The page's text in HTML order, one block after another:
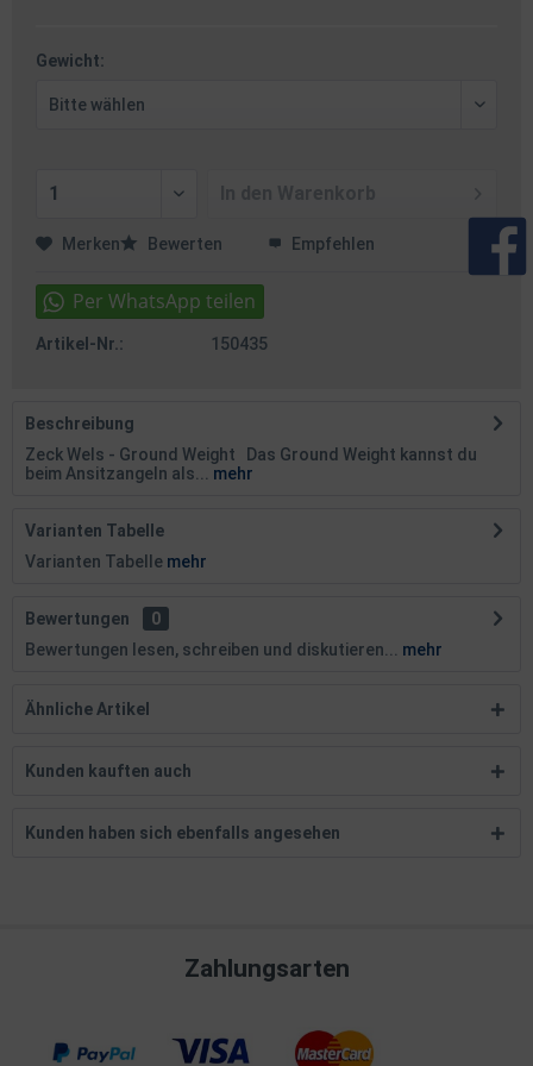
Gewicht:
Merken Bewerten Empfehlen
Artikel-Nr.: 150435
Beschreibung
Zeck Wels - Ground Weight Das Ground Weight kannst du
beim Ansitzangeln als...
mehr
Varianten Tabelle
Varianten Tabelle mehr
Bewertungen
0
Bewertungen lesen, schreiben und diskutieren...
mehr
Ähnliche Artikel
Kunden kauften auch
Kunden haben sich ebenfalls angesehen
Zahlungsarten